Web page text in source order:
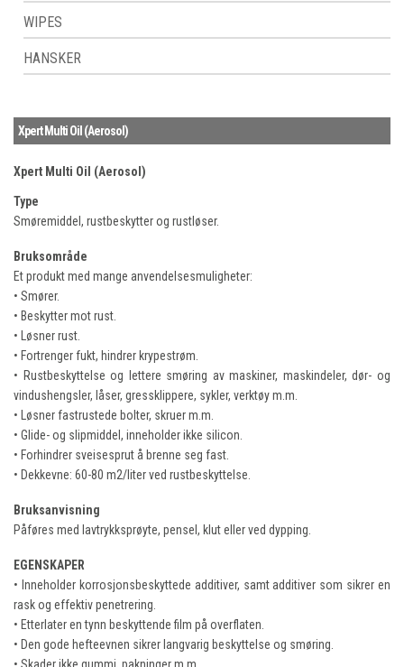
WIPES
HANSKER
Xpert Multi Oil (Aerosol)
Xpert Multi Oil (Aerosol)
Type
Smøremiddel, rustbeskytter og rustløser.
Bruksområde
Et produkt med mange anvendelsesmuligheter:
• Smører.
• Beskytter mot rust.
• Løsner rust.
• Fortrenger fukt, hindrer krypestrøm.
• Rustbeskyttelse og lettere smøring av maskiner, maskindeler, dør- og
vindushengsler, låser, gressklippere, sykler, verktøy m.m.
• Løsner fastrustede bolter, skruer m.m.
• Glide- og slipmiddel, inneholder ikke silicon.
• Forhindrer sveisesprut å brenne seg fast.
• Dekkevne: 60-80 m2/liter ved rustbeskyttelse.
Bruksanvisning
Påføres med lavtrykksprøyte, pensel, klut eller ved dypping.
EGENSKAPER
• Inneholder korrosjonsbeskyttede additiver, samt additiver som sikrer en
rask og effektiv penetrering.
• Etterlater en tynn beskyttende film på overflaten.
• Den gode hefteevnen sikrer langvarig beskyttelse og smøring.